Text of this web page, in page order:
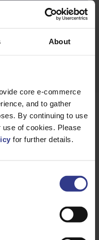
About
core e-commerce
and to gather
By continuing to use
of cookies. Please
for further details.
TECHNIQUE